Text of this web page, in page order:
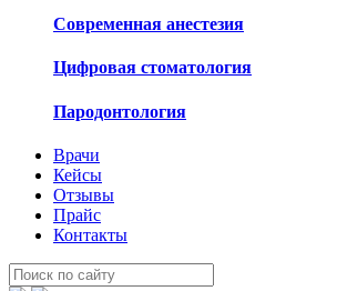
Современная анестезия
Цифровая стоматология
Пародонтология
Врачи
Кейсы
Отзывы
Прайс
Контакты
Пошук: